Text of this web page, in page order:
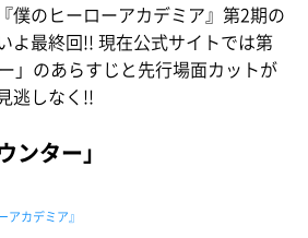
僕のヒーローアカデミア』第2期の
よ最終回!! 現在公式サイトでは第
」のあらすじと先行場面カットが
逃しなく!!
ンター」
アカデミア』